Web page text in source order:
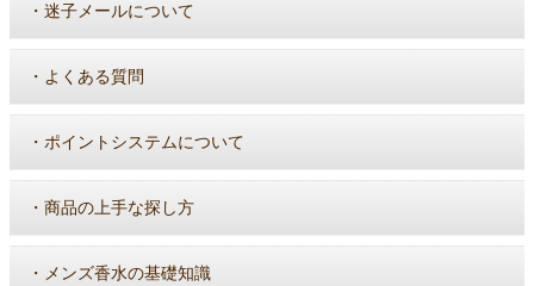
・ 迷子メールについて
・ よくある質問
・ ポイントシステムについて
・ 商品の上手な探し方
・ メンズ香水の基礎知識